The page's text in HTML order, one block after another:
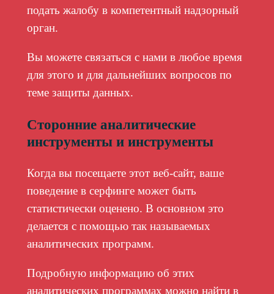
подать жалобу в компетентный надзорный
орган.
Вы можете связаться с нами в любое время
для этого и для дальнейших вопросов по
теме защиты данных.
Сторонние аналитические
инструменты и инструменты
Когда вы посещаете этот веб-сайт, ваше
поведение в серфинге может быть
статистически оценено. В основном это
делается с помощью так называемых
аналитических программ.
Подробную информацию об этих
аналитических программах можно найти в